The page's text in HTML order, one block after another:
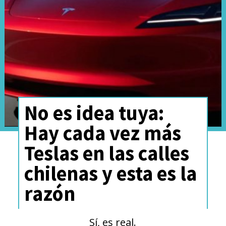
Este avance se enmarca en una
hoja de ruta hacia arquitecturas
de1.500 V , con un nuevo
sistema de propulsión eléctrica
integrado de370 kW (503 Hp)
bateríasLFP “short-blade”
desarrolladas por Geely. La
compañía busca consolidar un
No es idea tuya:
Hay cada vez más
Teslas en las calles
chilenas y esta es la
razón
Sí, es real.